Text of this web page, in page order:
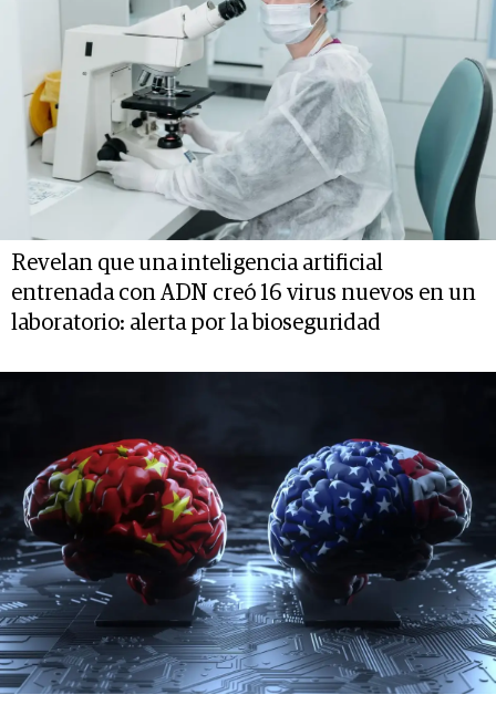
Revelan que una inteligencia artificial
entrenada con ADN creó 16 virus nuevos en un
laboratorio: alerta por la bioseguridad